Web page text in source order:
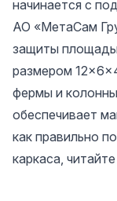
начинается с
АО «МетаСам
защиты
размером
фермы и
обеспечивает
как правильно
каркаса,